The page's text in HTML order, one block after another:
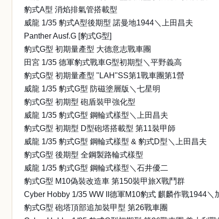
豹式A型 消焰排氣管搭載型
威龍 1/35 豹式A型後期型 諾曼地1944＼上田昌夫
Panther Ausf.G [豹式G型]
豹式G型 初期量產型 大德意志戰車團
田宮 1/35 德軍豹式戰車G型初期型＼平野義高
豹式G型 初期量產型 "LAH"SS第1戰車團第1營
威龍 1/35 豹式G型 防磁塗層版＼七星明
豹式G型 初期型 砲盾裝甲強化型
威龍 1/35 豹式G型 鋼輪式樣型＼上田昌夫
豹式G型 初期型 D型砲塔搭載型 第11裝甲師
威龍 1/35 豹式G型 鋼輪式樣型 & 豹式D型＼上田昌夫
豹式G型 後期型 全鋼製路輪式樣型
威龍 1/35 豹式G型 鋼輪式樣型＼石井優二
豹式G型 M10偽裝改造車 第150裝甲旅X戰鬥群
Cyber Hobby 1/35 WW II德軍M10豹式 麒麟作戰1944＼
豹式G型 砲塔頂部追加裝甲型 第26戰車團